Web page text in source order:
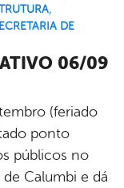
,
DE
06/09
(feriado
ponto
públicos no
Calumbi e dá